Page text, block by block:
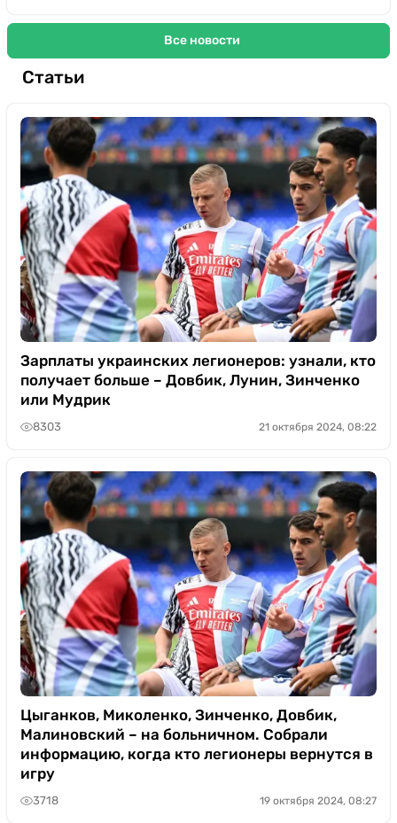
Все новости
Статьи
Зарплаты украинских легионеров: узнали, кто
получает больше – Довбик, Лунин, Зинченко
или Мудрик
8303 21 октября 2024, 08:22
Цыганков, Миколенко, Зинченко, Довбик,
Малиновский – на больничном. Собрали
информацию, когда кто легионеры вернутся в
игру
3718 19 октября 2024, 08:27